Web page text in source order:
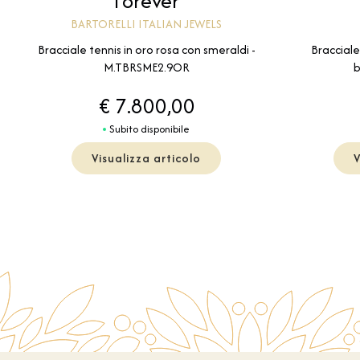
BARTORELLI ITALIAN JEWELS
Bracciale tennis in oro rosa con smeraldi -
M.TBRSME2.9OR
€ 7.800,00
Subito disponibile
Visualizza articolo